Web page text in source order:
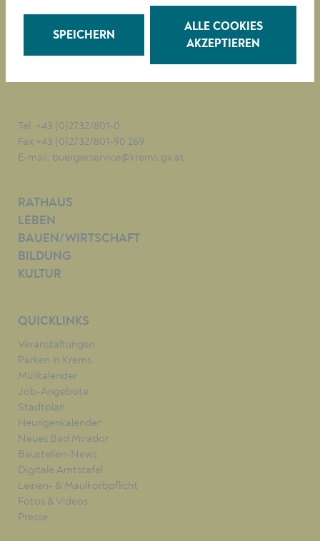
Obere Landstraße 4
Tel. +43 (0)2732/801-0
Fax +43 (0)2732/801-90 269
E-mail: buergerservice@krems.gv.at
RATHAUS
LEBEN
BAUEN/WIRTSCHAFT
BILDUNG
KULTUR
QUICKLINKS
Veranstaltungen
Parken in Krems
Müllkalender
Job-Angebote
Stadtplan
Heurigenkalender
Neues Bad Mirador
Baustellen-News
Digitale Amtstafel
Leinen- & Maulkorbpflicht
Fotos & Videos
Presse
SPEICHERN
ALLE COOKIES
AKZEPTIEREN